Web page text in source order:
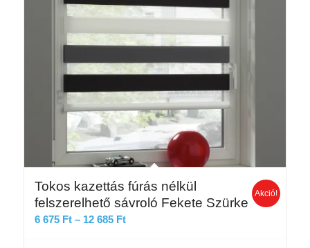
Tokos kazettás fúrás nélkül
felszerelhető sávroló Fekete Szürke
6 675 Ft – 12 685 FtÁrtartomány:
Akció!